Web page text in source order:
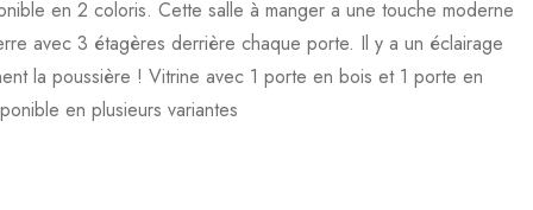
en 2 coloris. Cette salle à manger a une touche moderne
avec 3 étagères derrière chaque porte. Il y a un éclairage
la poussière ! Vitrine avec 1 porte en bois et 1 porte en
en plusieurs variantes